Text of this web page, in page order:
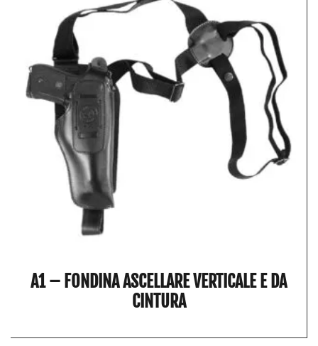
A1 – FONDINA ASCELLARE VERTICALE E DA
CINTURA